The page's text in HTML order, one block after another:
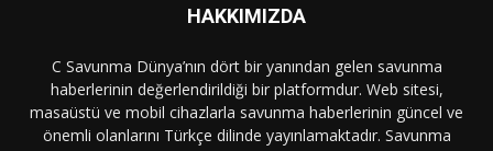
HAKKIMIZDA
C Savunma Dünya’nın dört bir yanından gelen savunma
haberlerinin değerlendirildiği bir platformdur. Web sitesi,
masaüstü ve mobil cihazlarla savunma haberlerinin güncel ve
önemli olanlarını Türkçe dilinde yayınlamaktadır. Savunma